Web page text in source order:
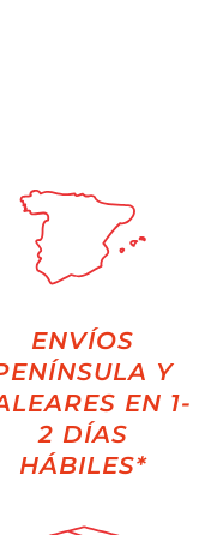
ENVÍOS
Y
EN 1-
2 DÍAS
HÁBILES*